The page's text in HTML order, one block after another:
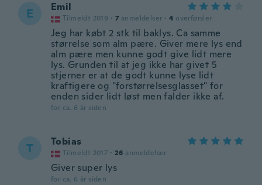
E Emil
Tilmeldt 2019 · 7 anmeldelser · 4 overførsler
Jeg har købt 2 stk til baklys. Ca samme
størrelse som alm pære. Giver mere lys end
alm pære men kunne godt give lidt mere
lys. Grunden til at jeg ikke har givet 5
stjerner er at de godt kunne lyse lidt
kraftigere og "forstørrelsesglasset" for
enden sider lidt løst men falder ikke af.
for ca. 6 år siden
T Tobias
Tilmeldt 2017 · 26 anmeldelser
Giver super lys
for ca. 6 år siden